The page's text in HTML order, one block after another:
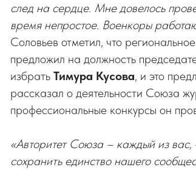
след на сердце. Мне довелось
время непростое. Военкоры
Соловьев отметил, что
предложил на должность
избрать Тимура Кусова, и это
рассказал о деятельности Союза
профессиональные конкурсы он
«Авторитет Союза – каждый из вас,
сохранить единство нашего